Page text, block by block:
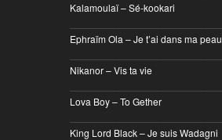
Kalamoulaï – Sé-kookari
Ephraïm Ola – Je t’ai dans ma peau
Nikanor – Vis ta vie
Lova Boy – To Gether
King Lord Black – Je suis Wadagni